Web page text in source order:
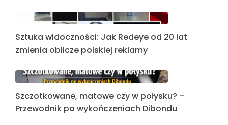
Sztuka widoczności: Jak Redeye od 20 lat
zmienia oblicze polskiej reklamy
Szczotkowane, matowe czy w połysku? –
Przewodnik po wykończeniach Dibondu